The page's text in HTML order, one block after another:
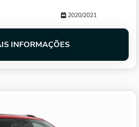
2020/2021
INFORMAÇÕES